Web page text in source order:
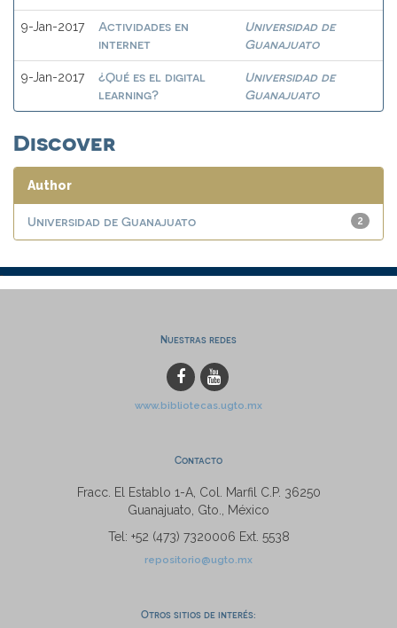
9-Jan-2017
Actividades en
internet
Universidad de
Guanajuato
9-Jan-2017
¿Qué es el digital
learning?
Universidad de
Guanajuato
Discover
Author
2
Universidad de Guanajuato
Nuestras redes
www.bibliotecas.ugto.mx
Contacto
Fracc. El Establo 1-A, Col. Marfil C.P. 36250
Guanajuato, Gto., México
Tel: +52 (473) 7320006 Ext. 5538
repositorio@ugto.mx
Otros sitios de interés: